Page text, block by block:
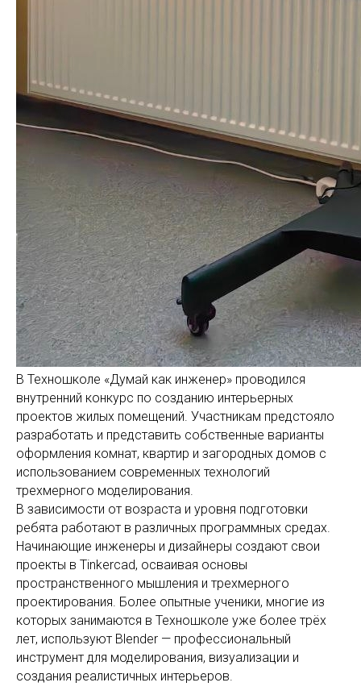
В Техношколе «Думай как инженер» проводился
внутренний конкурс по созданию интерьерных
проектов жилых помещений. Участникам предстояло
разработать и представить собственные варианты
оформления комнат, квартир и загородных домов с
использованием современных технологий
трехмерного моделирования.
В зависимости от возраста и уровня подготовки
ребята работают в различных программных средах.
Начинающие инженеры и дизайнеры создают свои
проекты в Tinkercad, осваивая основы
пространственного мышления и трехмерного
проектирования. Более опытные ученики, многие из
которых занимаются в Техношколе уже более трёх
лет, используют Blender — профессиональный
инструмент для моделирования, визуализации и
создания реалистичных интерьеров.